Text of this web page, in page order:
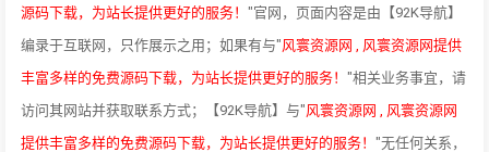
源码下载，为站长提供更好的服务！ "官网，页面内容是由【92K导航】
编录于互联网，只作展示之用；如果有与"风寰资源网 , 风寰资源网提供
丰富多样的免费源码下载，为站长提供更好的服务！ "相关业务事宜，请
访问其网站并获取联系方式；【92K导航】与"风寰资源网 , 风寰资源网
提供丰富多样的免费源码下载，为站长提供更好的服务！ "无任何关系，